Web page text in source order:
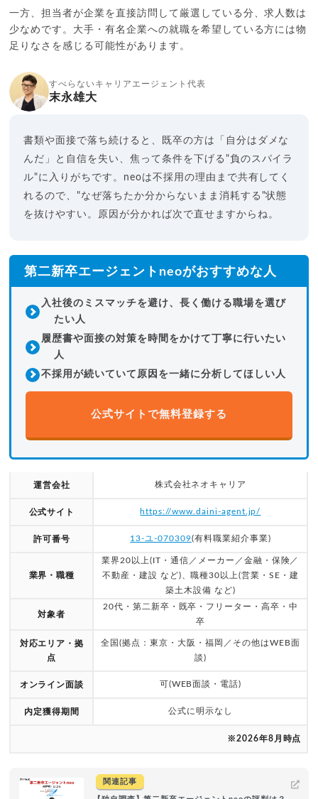
一方、担当者が企業を直接訪問して厳選している分、求人数は
少なめです。大手・有名企業への就職を希望している方には物
足りなさを感じる可能性があります。
すべらないキャリアエージェント代表
末永雄大
書類や面接で落ち続けると、既卒の方は「自分はダメな
んだ」と自信を失い、焦って条件を下げる"負のスパイラ
ル"に入りがちです。neoは不採用の理由まで共有してく
れるので、"なぜ落ちたか分からないまま消耗する"状態
を抜けやすい。原因が分かれば次で直せますからね。
第二新卒エージェントneoがおすすめな人
入社後のミスマッチを避け、長く働ける職場を選び
たい人
履歴書や面接の対策を時間をかけて丁寧に行いたい
人
不採用が続いていて原因を一緒に分析してほしい人
公式サイトで無料登録する
運営会社 株式会社ネオキャリア
公式サイト https://www.daini-agent.jp/
許可番号 13-ユ-070309(有料職業紹介事業)
業界・職種
業界20以上(IT・通信／メーカー／金融・保険／
不動産・建設 など)、職種30以上(営業・SE・建
築土木設備 など)
対象者
20代・第二新卒・既卒・フリーター・高卒・中
卒
対応エリア・拠
点
全国(拠点：東京・大阪・福岡／その他はWEB面
談)
オンライン面談 可(WEB面談・電話)
内定獲得期間 公式に明示なし
※2026年8月時点
関連記事